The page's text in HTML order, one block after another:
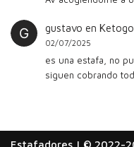
gustavo en
02/07/2025
es una estafa, no
siguen cobrando